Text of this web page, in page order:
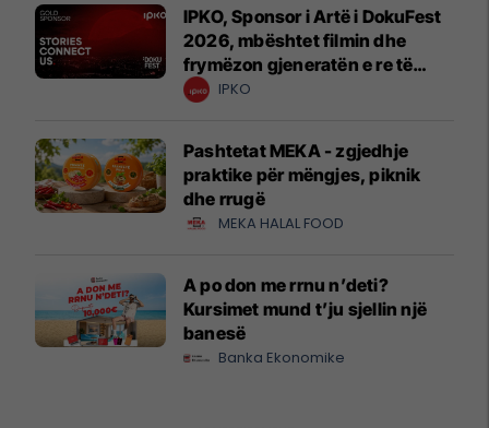
IPKO, Sponsor i Artë i DokuFest
2026, mbështet filmin dhe
frymëzon gjeneratën e re të
krijuesve
IPKO
Pashtetat MEKA - zgjedhje
praktike për mëngjes, piknik
dhe rrugë
MEKA HALAL FOOD
A po don me rrnu n’deti?
Kursimet mund t’ju sjellin një
banesë
Banka Ekonomike